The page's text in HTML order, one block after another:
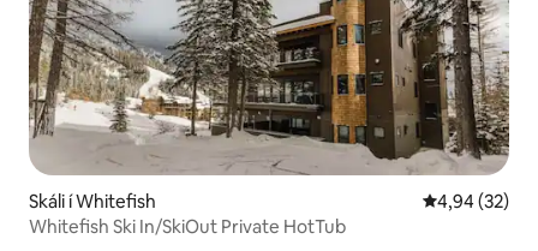
Skáli í Whitefish 4,94 af 5 í
4,94 (32)
Whitefish Ski In/SkiOut Private HotTub